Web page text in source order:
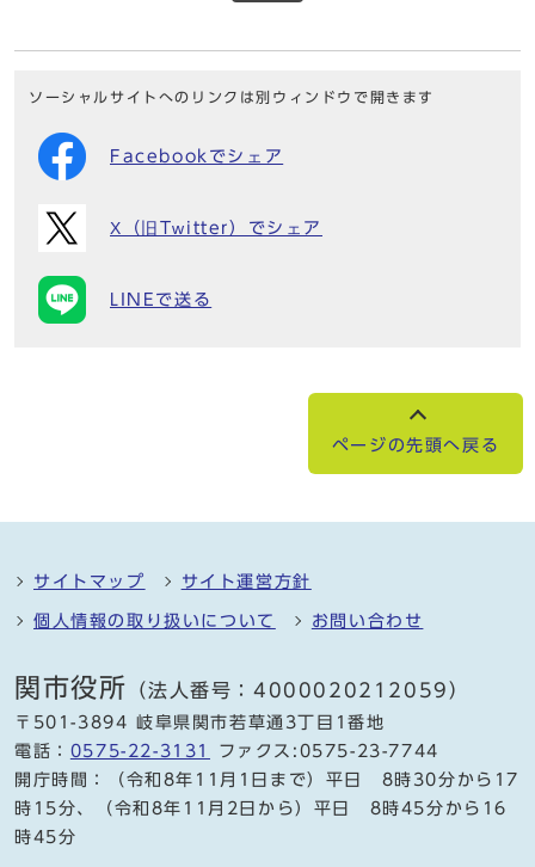
ソーシャルサイトへのリンクは別ウィンドウで開きます
Facebookでシェア
X（旧Twitter）でシェア
LINEで送る
ページの先頭へ戻る
サイトマップ サイト運営方針
個人情報の取り扱いについて お問い合わせ
関市役所 （法人番号：4000020212059）
〒501-3894 岐阜県関市若草通3丁目1番地
電話： 0575-22-3131
ファクス:0575-23-7744
開庁時間：（令和8年11月1日まで）平日 8時30分から17
時15分、（令和8年11月2日から）平日 8時45分から16
時45分